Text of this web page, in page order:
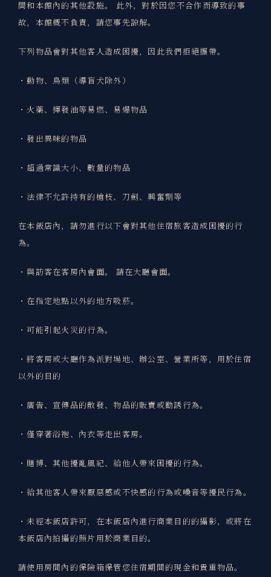
間和本館內的其他設施。 此外，對於因您不合作而導致的事
故，本館概不負責，請您事先諒解。
下列物品會對其他客人造成困擾，因此我們拒絕攜帶。
・動物、鳥類（導盲犬除外）
・火藥、揮發油等易燃、易爆物品
・發出異味的物品
・超過常識大小、數量的物品
・法律不允許持有的槍枝、刀劍、興奮劑等
在本飯店內，請勿進行以下會對其他住宿旅客造成困擾的行
為。
・與訪客在客房內會面。 請在大廳會面。
・在指定地點以外的地方吸菸。
・可能引起火災的行為。
・將客房或大廳作為派對場地、辦公室、營業所等，用於住宿
以外的目的
・廣告、宣傳品的散發、物品的販賣或勸誘行為。
・僅穿著浴袍、內衣等走出客房。
・賭博、其他擾亂風紀、給他人帶來困擾的行為。
・給其他客人帶來厭惡感或不快感的行為或噪音等擾民行為。
・未經本飯店許可，在本飯店內進行商業目的的攝影，或將在
本飯店內拍攝的照片用於商業目的。
請使用房間內的保險箱保管您住宿期間的現金和貴重物品。